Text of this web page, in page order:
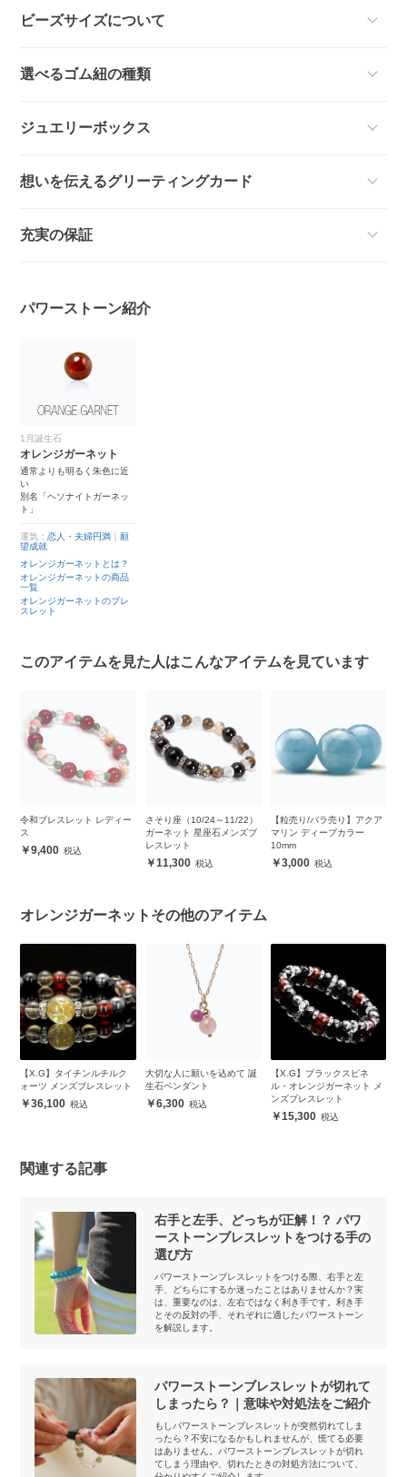
ビーズサイズについて
選べるゴム紐の種類
ジュエリーボックス
想いを伝えるグリーティングカード
充実の保証
パワーストーン紹介
1月誕生石
オレンジガーネット
通常よりも明るく朱色に近
い
別名「ヘソナイトガーネッ
ト」
運気：恋人・夫婦円満 ｜願
望成就
オレンジガーネットとは？
オレンジガーネットの商品
一覧
オレンジガーネットのブレ
スレット
このアイテムを見た人はこんなアイテムを見ています
令和ブレスレット レディー
ス
9,400
さそり座（10/24～11/22）
ガーネット 星座石メンズブ
レスレット
11,300
【粒売り/バラ売り】アクア
マリン ディープカラー
10mm
3,000
オレンジガーネットその他のアイテム
【X.G】タイチンルチルク
ォーツ メンズブレスレット
36,100
大切な人に願いを込めて 誕
生石ペンダント
6,300
【X.G】ブラックスピネ
ル・オレンジガーネット メ
ンズブレスレット
15,300
関連する記事
右手と左手、どっちが正解！？ パワ
ーストーンブレスレットをつける手の
選び方
パワーストーンブレスレットをつける際、右手と左
手、どちらにするか迷ったことはありませんか？実
は、重要なのは、左右ではなく利き手です。利き手
とその反対の手、それぞれに適したパワーストーン
を解説します。
パワーストーンブレスレットが切れて
しまったら？｜意味や対処法をご紹介
もしパワーストーンブレスレットが突然切れてしま
ったら？不安になるかもしれませんが、慌てる必要
はありません。パワーストーンブレスレットが切れ
てしまう理由や、切れたときの対処方法について、